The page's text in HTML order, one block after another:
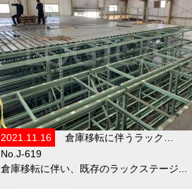
2021.11.16
倉庫移転に伴うラック…
No.J-619
倉庫移転に伴い、既存のラックステージ...